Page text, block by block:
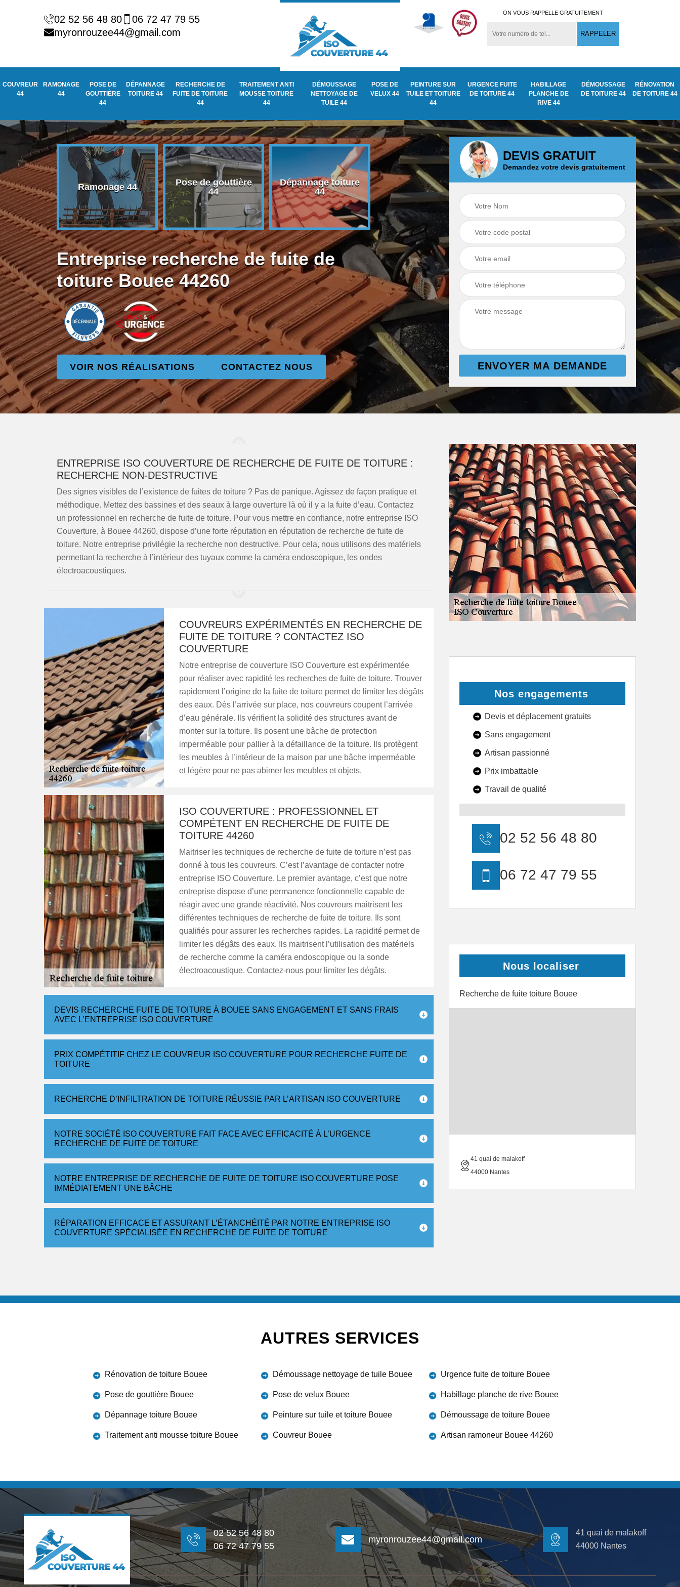
02 52 56 48 80
06 72 47 79 55
myronrouzee44@gmail.com
ON VOUS RAPPELLE GRATUITEMENT
COUVREUR
44
RAMONAGE
44
POSE DE
GOUTTIÈRE
44
DÉPANNAGE
TOITURE 44
RECHERCHE DE
FUITE DE TOITURE
44
TRAITEMENT ANTI
MOUSSE TOITURE
44
DÉMOUSSAGE
NETTOYAGE DE
TUILE 44
POSE DE
VELUX 44
PEINTURE SUR
TUILE ET TOITURE
44
URGENCE FUITE
DE TOITURE 44
HABILLAGE
PLANCHE DE
RIVE 44
DÉMOUSSAGE
DE TOITURE 44
RÉNOVATION
DE TOITURE 44
44 Ramonage 44
Pose de gouttière
44
Dépannage toiture
44
Recherche de fuite
de toiture 44
Traitement anti
Démoussage
nettoyage de tuile
44
Entreprise recherche de fuite de
toiture Bouee 44260
VOIR NOS RÉALISATIONS CONTACTEZ NOUS
DEVIS GRATUIT
Demandez votre devis gratuitement
ENTREPRISE ISO COUVERTURE DE RECHERCHE DE FUITE DE TOITURE :
RECHERCHE NON-DESTRUCTIVE
Des signes visibles de l’existence de fuites de toiture ? Pas de panique. Agissez de façon pratique et
méthodique. Mettez des bassines et des seaux à large ouverture là où il y a la fuite d’eau. Contactez
un professionnel en recherche de fuite de toiture. Pour vous mettre en confiance, notre entreprise ISO
Couverture, à Bouee 44260, dispose d’une forte réputation en réputation de recherche de fuite de
toiture. Notre entreprise privilégie la recherche non destructive. Pour cela, nous utilisons des matériels
permettant la recherche à l’intérieur des tuyaux comme la caméra endoscopique, les ondes
électroacoustiques.
COUVREURS EXPÉRIMENTÉS EN RECHERCHE DE
FUITE DE TOITURE ? CONTACTEZ ISO
COUVERTURE
Notre entreprise de couverture ISO Couverture est expérimentée
pour réaliser avec rapidité les recherches de fuite de toiture. Trouver
rapidement l’origine de la fuite de toiture permet de limiter les dégâts
des eaux. Dès l’arrivée sur place, nos couvreurs coupent l’arrivée
d’eau générale. Ils vérifient la solidité des structures avant de
monter sur la toiture. Ils posent une bâche de protection
imperméable pour pallier à la défaillance de la toiture. Ils protègent
les meubles à l’intérieur de la maison par une bâche imperméable
et légère pour ne pas abimer les meubles et objets.
ISO COUVERTURE : PROFESSIONNEL ET
COMPÉTENT EN RECHERCHE DE FUITE DE
TOITURE 44260
Maitriser les techniques de recherche de fuite de toiture n’est pas
donné à tous les couvreurs. C’est l’avantage de contacter notre
entreprise ISO Couverture. Le premier avantage, c’est que notre
entreprise dispose d’une permanence fonctionnelle capable de
réagir avec une grande réactivité. Nos couvreurs maitrisent les
différentes techniques de recherche de fuite de toiture. Ils sont
qualifiés pour assurer les recherches rapides. La rapidité permet de
limiter les dégâts des eaux. Ils maitrisent l’utilisation des matériels
de recherche comme la caméra endoscopique ou la sonde
électroacoustique. Contactez-nous pour limiter les dégâts.
DEVIS RECHERCHE FUITE DE TOITURE À BOUEE SANS ENGAGEMENT ET SANS FRAIS
AVEC L’ENTREPRISE ISO COUVERTURE
PRIX COMPÉTITIF CHEZ LE COUVREUR ISO COUVERTURE POUR RECHERCHE FUITE DE
TOITURE
RECHERCHE D’INFILTRATION DE TOITURE RÉUSSIE PAR L’ARTISAN ISO COUVERTURE
NOTRE SOCIÉTÉ ISO COUVERTURE FAIT FACE AVEC EFFICACITÉ À L’URGENCE
RECHERCHE DE FUITE DE TOITURE
NOTRE ENTREPRISE DE RECHERCHE DE FUITE DE TOITURE ISO COUVERTURE POSE
IMMÉDIATEMENT UNE BÂCHE
RÉPARATION EFFICACE ET ASSURANT L’ÉTANCHÉITÉ PAR NOTRE ENTREPRISE ISO
COUVERTURE SPÉCIALISÉE EN RECHERCHE DE FUITE DE TOITURE
Nos engagements
Devis et déplacement gratuits
Sans engagement
Artisan passionné
Prix imbattable
Travail de qualité
02 52 56 48 80
06 72 47 79 55
Nous localiser
Recherche de fuite toiture Bouee
41 quai de malakoff
44000 Nantes
AUTRES SERVICES
Rénovation de toiture Bouee
Pose de gouttière Bouee
Dépannage toiture Bouee
Traitement anti mousse toiture Bouee
Démoussage nettoyage de tuile Bouee
Pose de velux Bouee
Peinture sur tuile et toiture Bouee
Couvreur Bouee
Urgence fuite de toiture Bouee
Habillage planche de rive Bouee
Démoussage de toiture Bouee
Artisan ramoneur Bouee 44260
02 52 56 48 80
06 72 47 79 55
myronrouzee44@gmail.com
41 quai de malakoff
44000 Nantes